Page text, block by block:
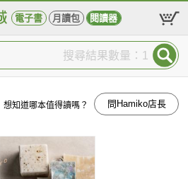
電子書 月讀包 閱讀器
搜尋結果數量：1
想知道哪本值得讀嗎？ 問Hamiko店長